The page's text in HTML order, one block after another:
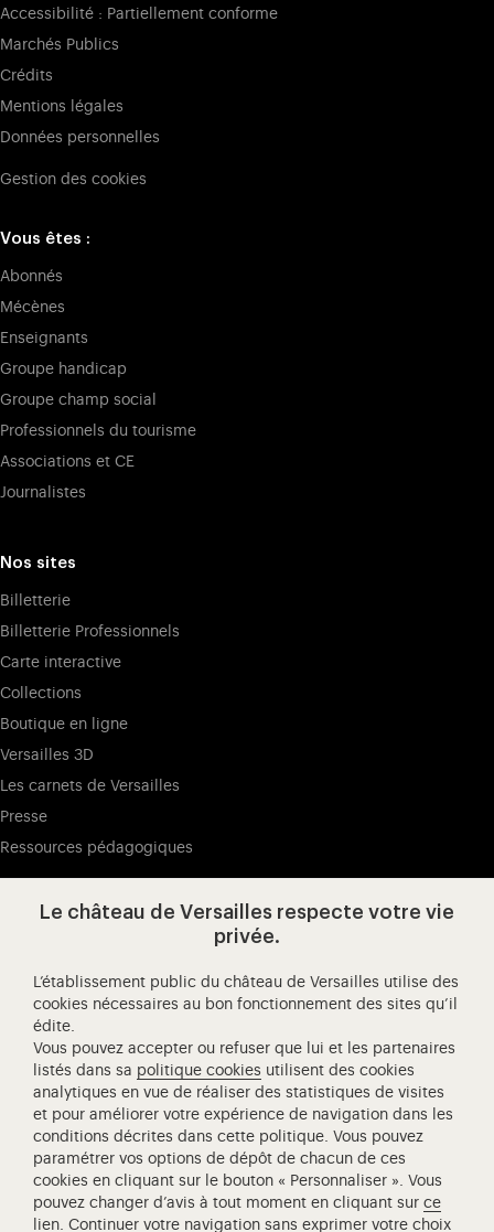
Accessibilité : Partiellement conforme
Marchés Publics
Crédits
Mentions légales
Données personnelles
Gestion des cookies
Vous êtes :
Abonnés
Mécènes
Enseignants
Groupe handicap
Groupe champ social
Professionnels du tourisme
Associations et CE
Journalistes
Nos sites
Billetterie
Billetterie Professionnels
Carte interactive
Collections
Boutique en ligne
Versailles 3D
Les carnets de Versailles
Presse
Ressources pédagogiques
Visitez notre Facebook (ouverture
Visitez notre X (ouverture dans un
Visitez notre Instagram
Visitez notre YouTube
Château de Versailles Spectacles
L'Opéra royal de Versailles
Centre de recherche du château de Versailles
Centre de Musique Baroque de Versailles
Réseau des Résidences Royales Européenne
Société des Amis de Versailles
Académie équestre nationale du domaine de Versailles
Le château de Versailles respecte votre vie
privée.
L’établissement public du château de Versailles utilise des
cookies nécessaires au bon fonctionnement des sites qu’il
édite.
Vous pouvez accepter ou refuser que lui et les partenaires
listés dans sa politique cookies utilisent des cookies
analytiques en vue de réaliser des statistiques de visites
et pour améliorer votre expérience de navigation dans les
conditions décrites dans cette politique. Vous pouvez
paramétrer vos options de dépôt de chacun de ces
cookies en cliquant sur le bouton « Personnaliser ». Vous
pouvez changer d’avis à tout moment en cliquant surce
lien. Continuer votre navigation sans exprimer votre choix